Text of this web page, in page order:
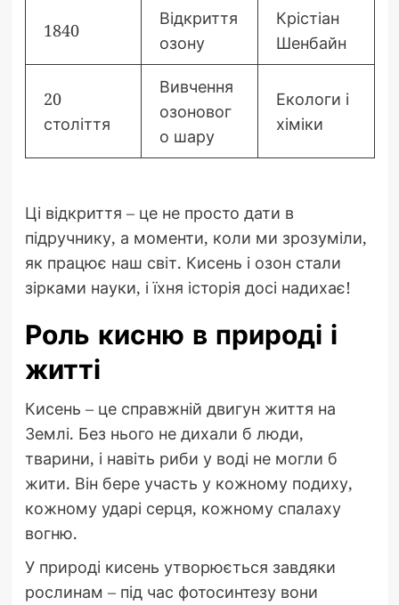
1840
Відкриття
озону
Крістіан
Шенбайн
20
століття
Вивчення
озоновог
о шару
Екологи і
хіміки
Ці відкриття – це не просто дати в
підручнику, а моменти, коли ми зрозуміли,
як працює наш світ. Кисень і озон стали
зірками науки, і їхня історія досі надихає!
Роль кисню в природі і
житті
Кисень – це справжній двигун життя на
Землі. Без нього не дихали б люди,
тварини, і навіть риби у воді не могли б
жити. Він бере участь у кожному подиху,
кожному ударі серця, кожному спалаху
вогню.
У природі кисень утворюється завдяки
рослинам – під час фотосинтезу вони